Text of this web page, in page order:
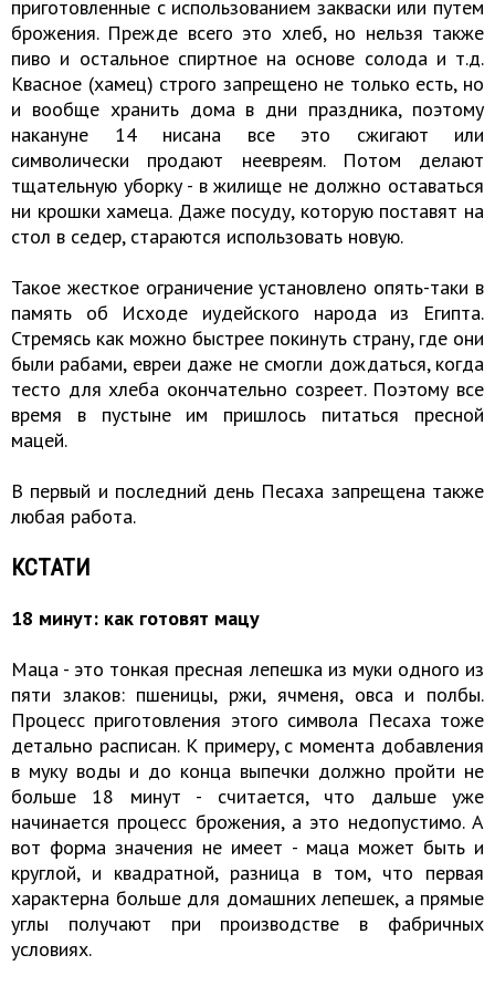
приготовленные с использованием закваски или путем
брожения. Прежде всего это хлеб, но нельзя также
пиво и остальное спиртное на основе солода и т.д.
Квасное (хамец) строго запрещено не только есть, но
и вообще хранить дома в дни праздника, поэтому
накануне 14 нисана все это сжигают или
символически продают неевреям. Потом делают
тщательную уборку - в жилище не должно оставаться
ни крошки хамеца. Даже посуду, которую поставят на
стол в седер, стараются использовать новую.
Такое жесткое ограничение установлено опять-таки в
память об Исходе иудейского народа из Египта.
Стремясь как можно быстрее покинуть страну, где они
были рабами, евреи даже не смогли дождаться, когда
тесто для хлеба окончательно созреет. Поэтому все
время в пустыне им пришлось питаться пресной
мацей.
В первый и последний день Песаха запрещена также
любая работа.
КСТАТИ
18 минут: как готовят мацу
Маца - это тонкая пресная лепешка из муки одного из
пяти злаков: пшеницы, ржи, ячменя, овса и полбы.
Процесс приготовления этого символа Песаха тоже
детально расписан. К примеру, с момента добавления
в муку воды и до конца выпечки должно пройти не
больше 18 минут - считается, что дальше уже
начинается процесс брожения, а это недопустимо. А
вот форма значения не имеет - маца может быть и
круглой, и квадратной, разница в том, что первая
характерна больше для домашних лепешек, а прямые
углы получают при производстве в фабричных
условиях.